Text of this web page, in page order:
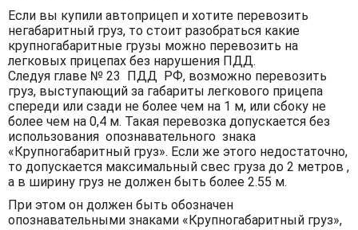
Если вы купили автоприцеп и хотите перевозить
негабаритный груз, то стоит разобраться какие
крупногабаритные грузы можно перевозить на
легковых прицепах без нарушения ПДД.
Следуя главе № 23 ПДД РФ, возможно перевозить
груз, выступающий за габариты легкового прицепа
спереди или сзади не более чем на 1 м, или сбоку не
более чем на 0,4 м. Такая перевозка допускается без
использования опознавательного знака
«Крупногабаритный груз». Если же этого недостаточно,
то допускается максимальный свес груза до 2 метров ,
а в ширину груз не должен быть более 2.55 м.
При этом он должен быть обозначен
опознавательными знаками «Крупногабаритный груз»,